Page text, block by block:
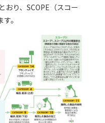
おり、SCOPE（スコー
。